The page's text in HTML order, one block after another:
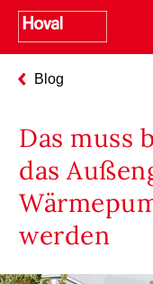
Blog
Das muss
das
werden